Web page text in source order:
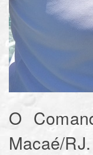
O
Macaé/RJ.